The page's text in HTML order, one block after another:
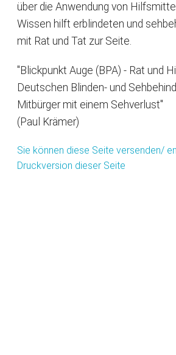
über die Anwendung von
Wissen hilft erblindeten und
mit Rat und Tat zur Seite.
"Blickpunkt Auge (BPA) - Rat
Deutschen Blinden- und
Mitbürger mit einem Sehverlust"
(Paul Krämer)
Sie können diese Seite versenden/
Druckversion dieser Seite